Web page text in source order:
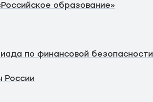
образование»
по финансовой безопасности
России